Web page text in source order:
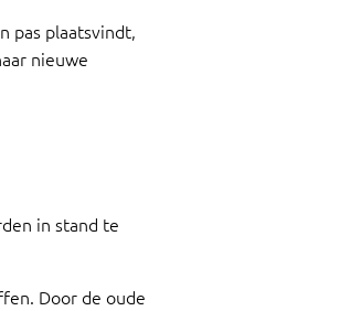
pas plaatsvindt,
nieuwe
in stand te
Door de oude